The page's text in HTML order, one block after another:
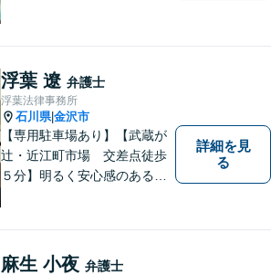
浮葉 遼 弁護士
浮葉法律事務所
石川県|金沢市
【専用駐車場あり】【武蔵が
辻・近江町市場 交差点徒歩
５分】明るく安心感のある事
詳細を見
る
麻生 小夜 弁護士